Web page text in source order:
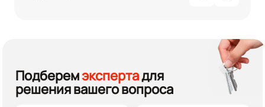
Подберемэкспертадля
решения вашего вопроса